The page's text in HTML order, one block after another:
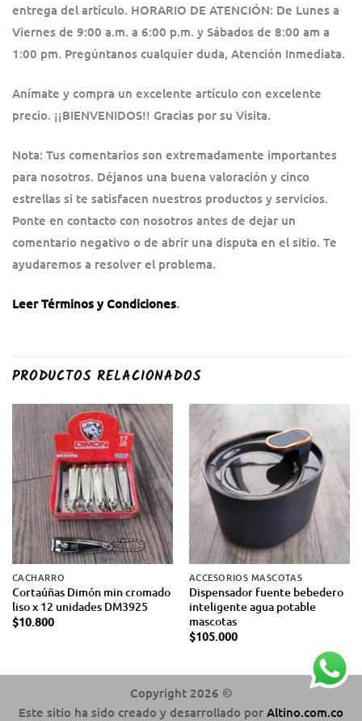
entrega del artículo. HORARIO DE ATENCIÓN: De Lunes a
Viernes de 9:00 a.m. a 6:00 p.m. y Sábados de 8:00 am a
1:00 pm. Pregúntanos cualquier duda, Atención Inmediata.
Anímate y compra un excelente artículo con excelente
precio. ¡¡BIENVENIDOS!! Gracias por su Visita.
Nota: Tus comentarios son extremadamente importantes
para nosotros. Déjanos una buena valoración y cinco
estrellas si te satisfacen nuestros productos y servicios.
Ponte en contacto con nosotros antes de dejar un
comentario negativo o de abrir una disputa en el sitio. Te
ayudaremos a resolver el problema.
Leer Términos y Condiciones.
PRODUCTOS RELACIONADOS
CACHARRO
Cortaúñas Dimón min cromado
liso x 12 unidades DM3925
$10.800
ACCESORIOS MASCOTAS
Dispensador fuente bebedero
inteligente agua potable
mascotas
$105.000
Copyright 2026 ©
Este sitio ha sido creado y desarrollado por Altino.com.co